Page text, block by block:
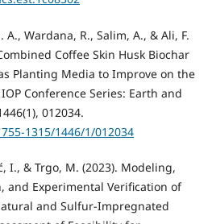
A., Wardana, R., Salim, A., & Ali, F.
Coffee Skin Husk Biochar
Planting Media to Improve on the
Conference Series: Earth and
012034.
1315/1446/1/012034
I., & Trgo, M. (2023). Modeling,
and Experimental Verification of
and Sulfur-Impregnated